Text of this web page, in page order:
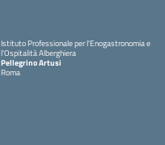
Istituto Professionale per l'Enogastronomia e
l'Ospitalità Alberghiera
Pellegrino Artusi
Roma